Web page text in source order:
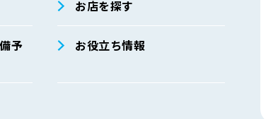
お店を探す
予
お役立ち情報